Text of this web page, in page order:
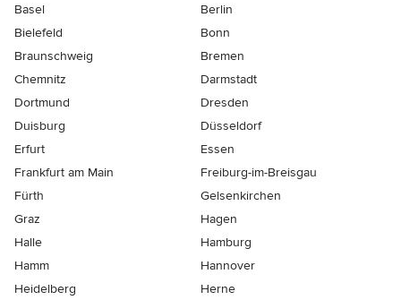
Basel
Berlin
Bielefeld
Bonn
Braunschweig
Bremen
Chemnitz
Darmstadt
Dortmund
Dresden
Duisburg
Düsseldorf
Erfurt
Essen
Frankfurt am Main
Freiburg-im-Breisgau
Fürth
Gelsenkirchen
Graz
Hagen
Halle
Hamburg
Hamm
Hannover
Heidelberg
Herne